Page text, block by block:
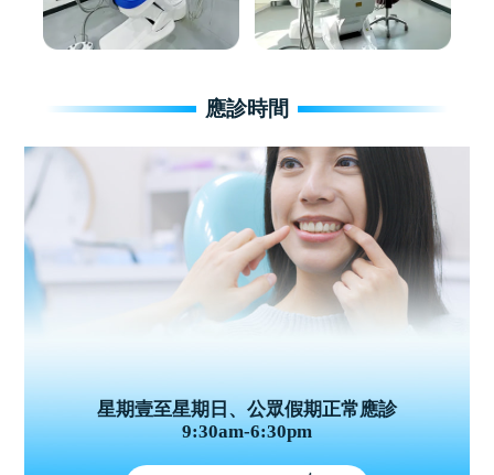
應診時間
星期壹至星期日、公眾假期正常應診
9:30am-6:30pm